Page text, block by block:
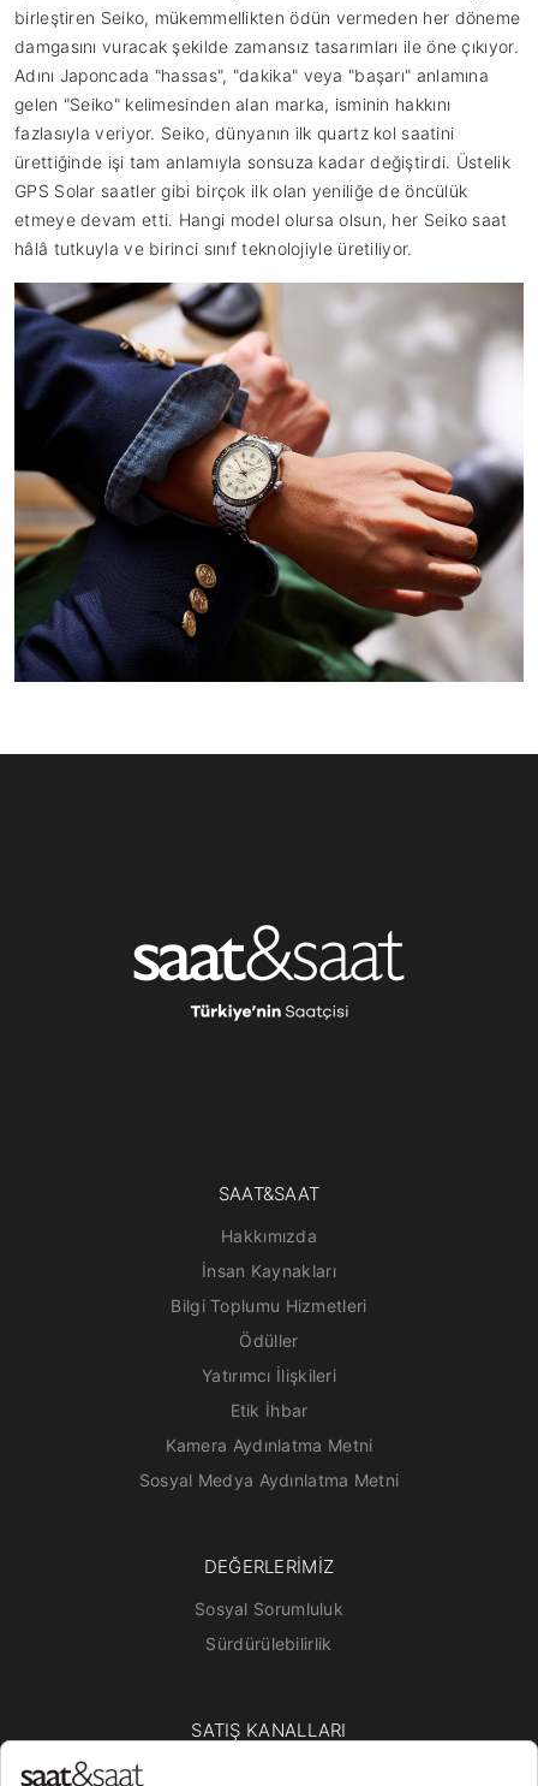
birleştiren Seiko, mükemmellikten ödün vermeden her döneme
damgasını vuracak şekilde zamansız tasarımları ile öne çıkıyor.
Adını Japoncada "hassas", "dakika" veya "başarı" anlamına
gelen "Seiko" kelimesinden alan marka, isminin hakkını
fazlasıyla veriyor. Seiko, dünyanın ilk quartz kol saatini
ürettiğinde işi tam anlamıyla sonsuza kadar değiştirdi. Üstelik
GPS Solar saatler gibi birçok ilk olan yeniliğe de öncülük
etmeye devam etti. Hangi model olursa olsun, her Seiko saat
hâlâ tutkuyla ve birinci sınıf teknolojiyle üretiliyor.
SAAT&SAAT
Hakkımızda
İnsan Kaynakları
Bilgi Toplumu Hizmetleri
Ödüller
Yatırımcı İlişkileri
Etik İhbar
Kamera Aydınlatma Metni
Sosyal Medya Aydınlatma Metni
DEĞERLERİMİZ
Sosyal Sorumluluk
Sürdürülebilirlik
SATIŞ KANALLARI